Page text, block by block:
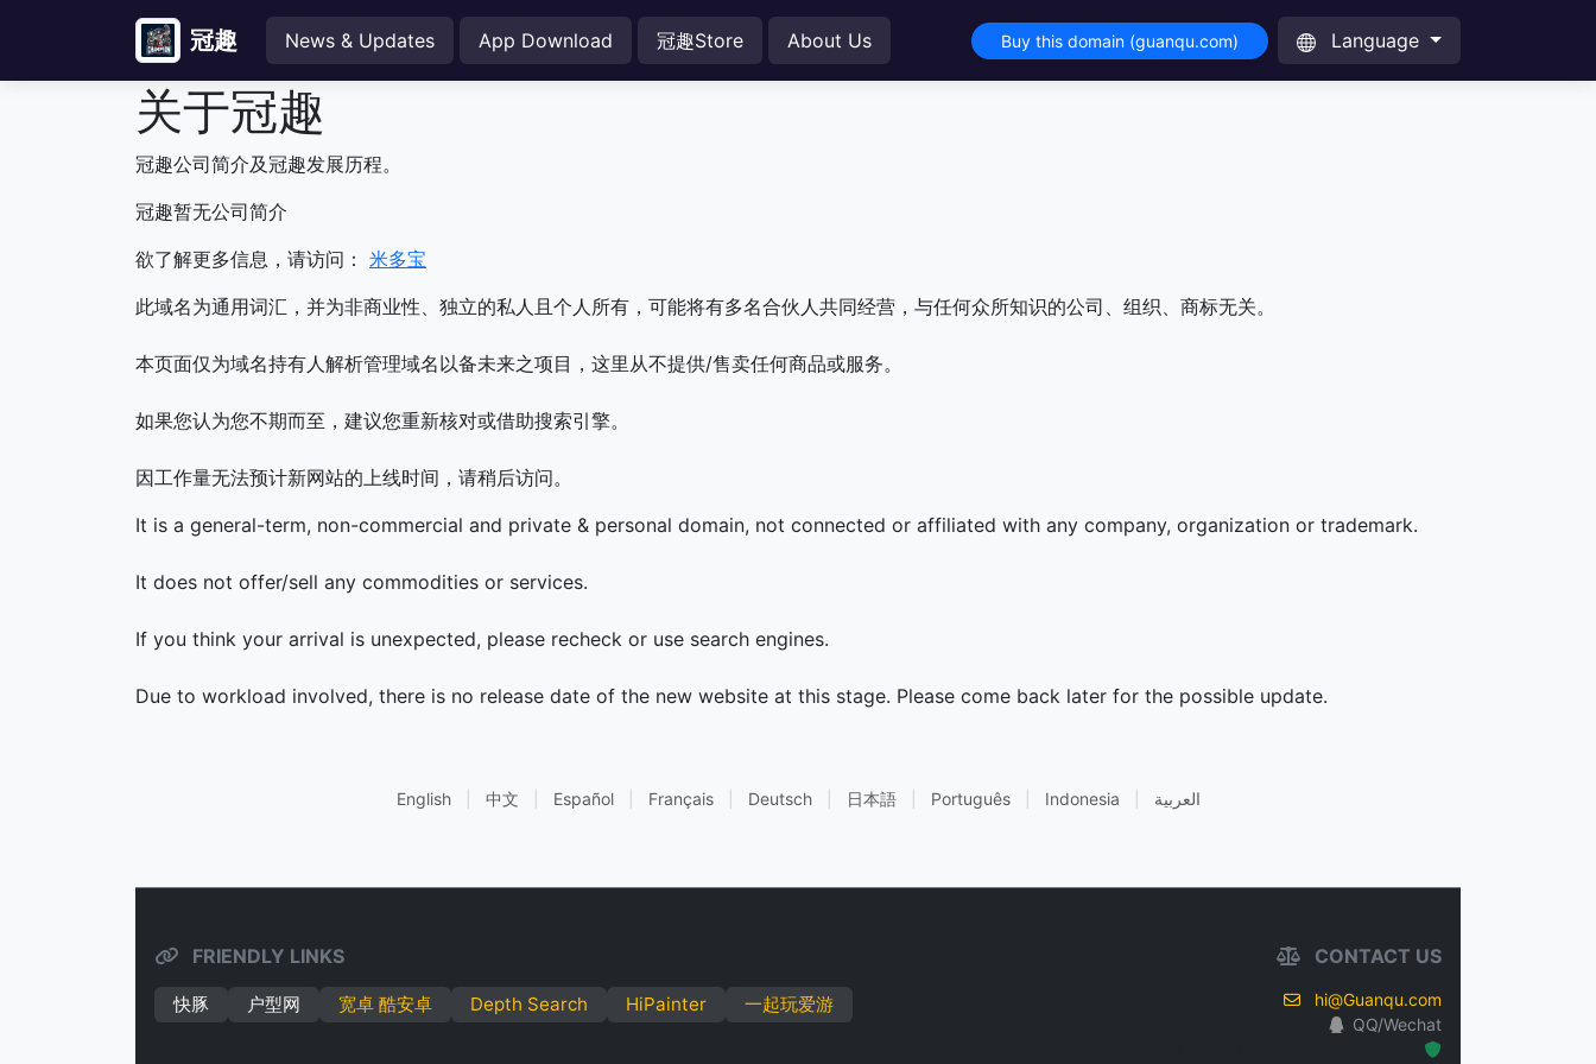
冠趣 News & Updates App Download 冠趣Store About Us Buy this domain (guanqu.com) Language
关于冠趣
冠趣公司简介及冠趣发展历程。
冠趣暂无公司简介
欲了解更多信息，请访问： 米多宝
此域名为通用词汇，并为非商业性、独立的私人且个人所有，可能将有多名合伙人共同经营，与任何众所知识的公司、组织、商标无关。
本页面仅为域名持有人解析管理域名以备未来之项目，这里从不提供/售卖任何商品或服务。
如果您认为您不期而至，建议您重新核对或借助搜索引擎。
因工作量无法预计新网站的上线时间，请稍后访问。
It is a general-term, non-commercial and private & personal domain, not connected or affiliated with any company, organization or trademark.
It does not offer/sell any commodities or services.
If you think your arrival is unexpected, please recheck or use search engines.
Due to workload involved, there is no release date of the new website at this stage. Please come back later for the possible update.
English 中文 Español Français Deutsch 日本語 Português Indonesia العربية
FRIENDLY LINKS
快豚 户型网 宽卓 酷安卓 Depth Search HiPainter 一起玩爱游
CONTACT US
hi@Guanqu.com
QQ/Wechat